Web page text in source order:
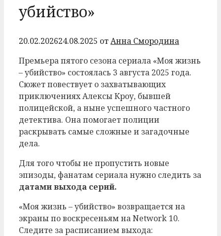
убийство»
20.02.202624.08.2025 отАнна Смородина
Премьера пятого сезона сериала «Моя жизнь
– убийство» состоялась 3 августа 2025 года.
Сюжет повествует о захватывающих
приключениях Алексы Кроу, бывшей
полицейской, а ныне успешного частного
детектива. Она помогает полиции
раскрывать самые сложные и загадочные
дела.
Для того чтобы не пропустить новые
эпизоды, фанатам сериала нужно следить за
датами выхода серий.
«Моя жизнь – убийство» возвращается на
экраны по воскресеньям на Network 10.
Следите за расписанием выхода: